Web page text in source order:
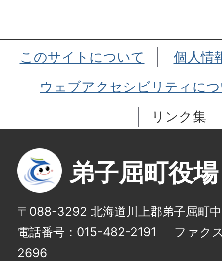
このサイトについて
個人情
ウェブアクセシビリティに
リンク集
弟子屈町役場
〒088-3292 北海道川上郡弟子屈町
電話番号：015-482-2191
ファク
2696